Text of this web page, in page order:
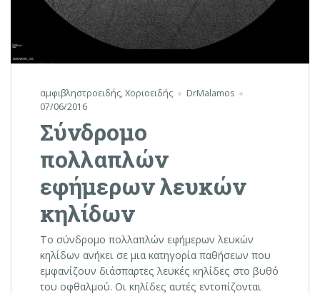
αμφιβληστροειδής,Χοριοειδής
DrMalamos
07/06/2016
Σύνδρομο
πολλαπλών
εφήμερων λευκών
κηλίδων
Το σύνδρομο πολλαπλών εφήμερων λευκών
κηλίδων ανήκει σε μια κατηγορία παθήσεων που
εμφανίζουν διάσπαρτες λευκές κηλίδες στο βυθό
του οφθαλμού. Οι κηλίδες αυτές εντοπίζονται